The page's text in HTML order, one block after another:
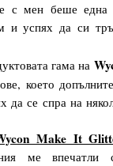
с мен беше една
и успях да си
гама на
което
да се спра на
Make It
ме впечатли